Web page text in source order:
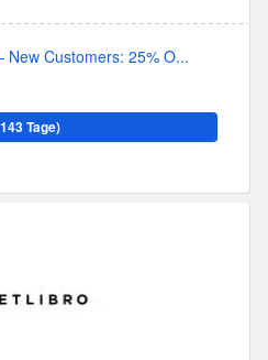
New Customers: 25% O...
Tage)